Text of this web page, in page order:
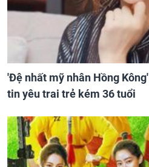
'Đệ nhất mỹ nhân Hồng
tin yêu trai trẻ kém 36 tuổi